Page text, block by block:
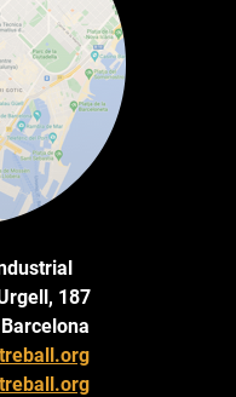
187